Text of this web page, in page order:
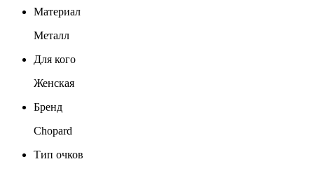
Материал
Металл
Для кого
Женская
Бренд
Chopard
Тип очков